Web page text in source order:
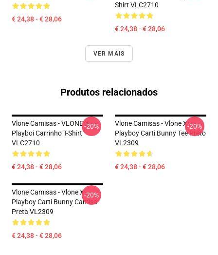
€ 24,38 - € 28,06
Shirt VLC2710
€ 24,38 - € 28,06
VER MAIS
Produtos relacionados
Vlone Camisas - VLONE X
Playboi Carrinho T-Shirt
VLC2710
€ 24,38 - € 28,06
-20%
Vlone Camisas - Vlone X
Playboy Carti Bunny Tee Preto
VL2309
€ 24,38 - € 28,06
-20%
Vlone Camisas - Vlone X
Playboy Carti Bunny Camisa
Preta VL2309
€ 24,38 - € 28,06
-20%